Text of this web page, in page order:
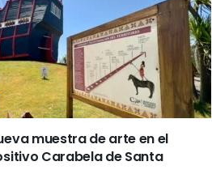
muestra de arte en el
Carabela de Santa